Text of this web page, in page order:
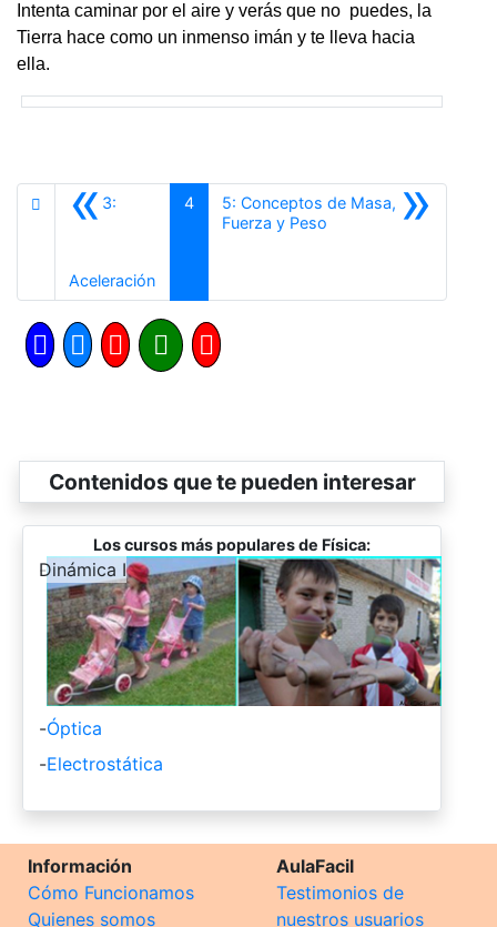
Intenta caminar por el aire y verás que no puedes, la
Tierra hace como un inmenso imán y te lleva hacia
ella.
«3:
AceleraciónAnterior
4 »
5: Conceptos de Masa,
Fuerza y PesoSiguiente
Contenidos que te pueden interesar
Los cursos más populares de Física:
-
Dinámica I
-Óptica
-Electrostática
Información
Cómo Funcionamos
Quienes somos
AulaFacil
Testimonios de
nuestros usuarios